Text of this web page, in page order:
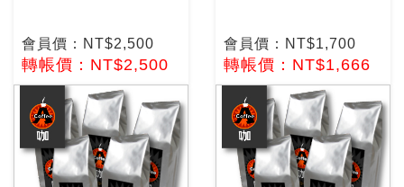
會員價：NT$2,500
轉帳價：NT$2,500
會員價：NT$1,700
轉帳價：NT$1,666